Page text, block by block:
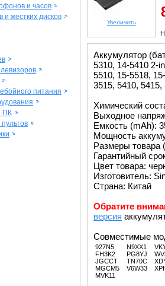
и часов
и жестких дисков
питания
ПК
Увеличить
Аккумулятор
5310, 14-5410 2-
5510, 15-5518,
3515, 5410, 5415,
Химический
Выходное
Емкость (mAh):
Мощность
Размеры товара
Гарантийный
Цвет товара:
Изготовитель:
Страна: Китай
Обратите
версия
Совместимые
927N5
FH3K2
JGCCT
MGCM5
MVK11
N9XX1
PG8YJ
TN70C
V6W33